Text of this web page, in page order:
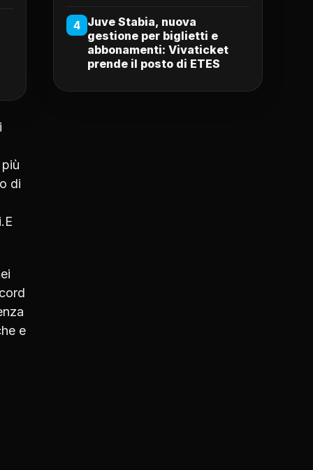
di
e
4 Juve Stabia, nuova
gestione per biglietti e
abbonamenti: Vivaticket
prende il posto di ETES